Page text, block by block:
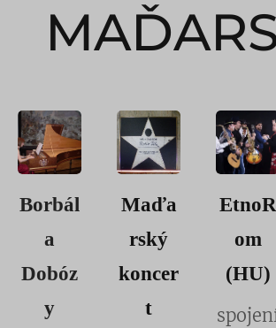
Borbál
a
Dobóz
y
Maďa
rský
koncer
t
EtnoR
om
(HU)